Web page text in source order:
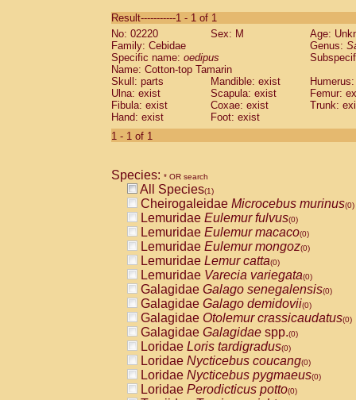
CebidaeSaguinus labiatus(0)
Cebidae Saguinus leucopus (0)
Cebidae
CebidaeSaguinus mystax
Cebidae Saguinus nigricollis (0)
Cebidae Saguinus oedipus
Cebidae Saguinus weddelli
Cebidae Saguinusspp.
Cebidae
CebidaeCebus capucinus
CebidaeCebus nigrivittatus
CebidaeCebus spp.(0)
CebidaeSaimiri boliviensis(0)
CebidaeSaimiri sciureus(0)
AtelidaeAlouatta caraya(0)
AtelidaeAlouatta fusca(0)
AtelidaeAlouatta seniculus(0)
AtelidaeAlouattaspp.(0)
AtelidaeAteles belzebuth(0)
AtelidaeAteles geoffroyi(0)
AtelidaeAteles paniscus(0)
AtelidaeAtelesspp.(0)
AtelidaeLagothrix lagothricha(0)
AtelidaeLagothrix lagothricha cana
PitheciidaeCacajao calvus
Result-----------1 - 1 of 1
No: 02220
Sex: M
Age:
Family: Cebidae
Genus:
Specific name: oedipus
Name: Cotton-top Tamarin
Skull: parts
Mandible: exist
Ulna: exist
Scapula: exist
Femur:
Fibula: exist
Coxae: exist
Trunk:
Hand: exist
Foot: exist
1 - 1 of 1
Species: * OR search
All Species(1)
Cheirogaleidae Microcebus murinus(0)
Lemuridae Eulemur fulvus(0)
Lemuridae Eulemur macaco(0)
Lemuridae Eulemur mongoz(0)
Lemuridae Lemur catta(0)
Lemuridae Varecia variegata(0)
Galagidae Galago senegalensis(0)
Galagidae Galago demidovii(0)
Galagidae Otolemur crassicaudatus(0)
Galagidae Galagidae spp.(0)
Loridae Loris tardigradus(0)
Loridae Nycticebus coucang(0)
Loridae Nycticebus pygmaeus(0)
Loridae Perodicticus potto(0)